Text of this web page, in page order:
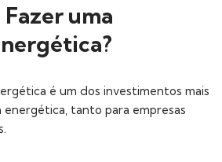
Fazer uma
é um dos investimentos mais
energética, tanto para empresas